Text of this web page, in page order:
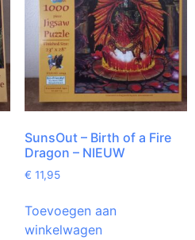
SunsOut – Birth of a Fire
Dragon – NIEUW
€ 11,95
Toevoegen aan
winkelwagen